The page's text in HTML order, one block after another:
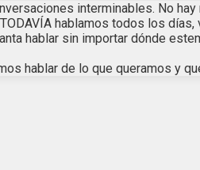
interminables. No
hablamos todos los
hablar sin importar dónde
hablar de lo que queramos y